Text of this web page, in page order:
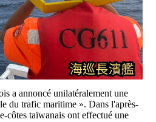
a annoncé unilatéralement une
du trafic maritime ». Dans l'après-
côtes taïwanais ont effectué une